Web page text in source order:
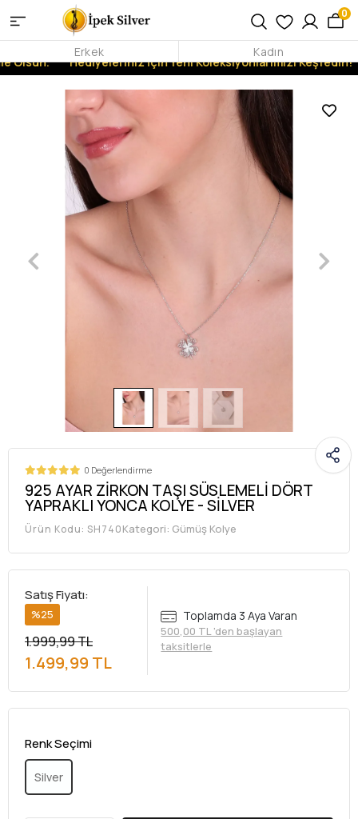
Olsun. Hediyeleriniz İçin Yeni Koleksiyonlarımızı Keşfedin!
0
Erkek Kadın
0 Değerlendirme
925 AYAR ZİRKON TAŞI SÜSLEMELİ DÖRT
YAPRAKLI YONCA KOLYE - SİLVER
Ürün Kodu: SH740Kategori: Gümüş Kolye
Satış Fiyatı:
%25
1.999,99 TL
1.499,99 TL
Toplamda 3 Aya Varan
500,00 TL 'den başlayan
taksitlerle
Renk Seçimi
Silver